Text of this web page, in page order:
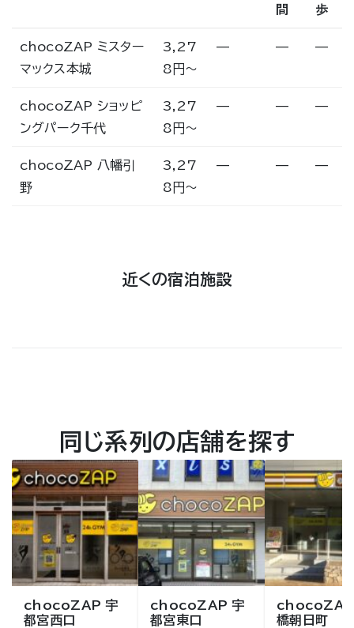
間 歩
chocoZAP ミスター
マックス本城
3,27
8円〜
— — —
chocoZAP ショッピ
ングパーク千代
3,27
8円〜
— — —
chocoZAP 八幡引
野
3,27
8円〜
— — —
近くの宿泊施設
同じ系列の店舗を探す
chocoZAP 宇
都宮西口
chocoZAP 宇
都宮東口
chocoZAP
橋朝日町